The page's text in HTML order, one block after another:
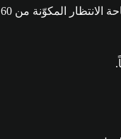
أصبح عدد المباريات الثنائية مستقراً الآن، وكذلك عرض البحث عن اللاعبين وأوقات الانتظار في قوائم الانتظار. نظراً للاستقرار الحالي، لا توجد خطط حالية لإعادة المباريات الثنائية إلى ساحة الانتظار المكوّنة من 60